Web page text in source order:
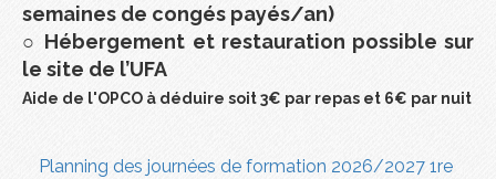
semaines de congés payés/an)
○ Hébergement et restauration possible sur
le site de l’UFA
Aide de l'OPCO à déduire soit 3€ par repas et 6€ par nuit
Planning des journées de formation 2026/2027 1re